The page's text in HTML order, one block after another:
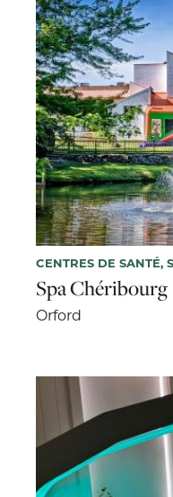
CENTRES DE SANTÉ,
Spa Chéribourg
Orford